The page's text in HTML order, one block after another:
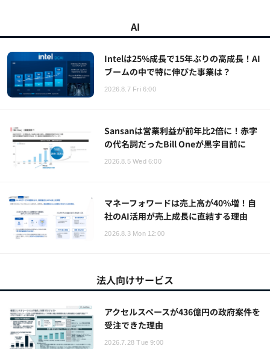
AI
Intelは25%成長で15年ぶりの高成長！AI
ブームの中で特に伸びた事業は？
2026.8.7 Fri 6:00
Sansanは営業利益が前年比2倍に！赤字
の代名詞だったBill Oneが黒字目前に
2026.8.5 Wed 6:00
マネーフォワードは売上高が40%増！自
社のAI活用が売上成長に直結する理由
2026.8.3 Mon 12:00
法人向けサービス
アクセルスペースが436億円の政府案件を
受注できた理由
2026.7.28 Tue 9:00